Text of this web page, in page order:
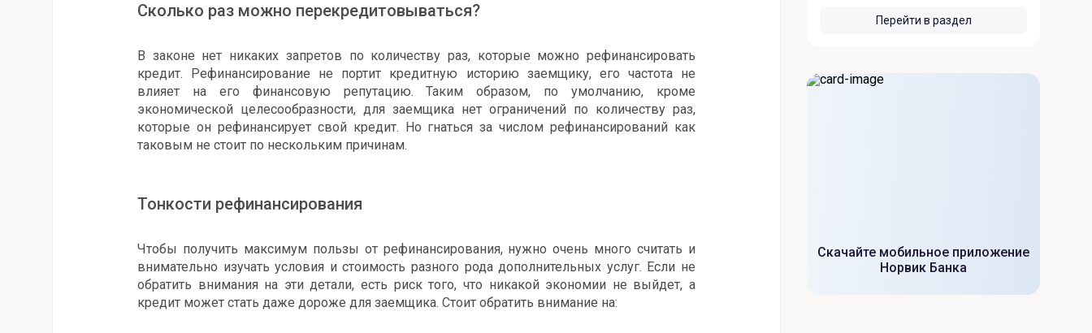
Сколько раз можно перекредитовываться?
В законе нет никаких запретов по количеству раз, которые можно рефинансировать
кредит. Рефинансирование не портит кредитную историю заемщику, его частота не
влияет на его финансовую репутацию. Таким образом, по умолчанию, кроме
экономической целесообразности, для заемщика нет ограничений по количеству раз,
которые он рефинансирует свой кредит. Но гнаться за числом рефинансирований как
таковым не стоит по нескольким причинам.
Тонкости рефинансирования
Чтобы получить максимум пользы от рефинансирования, нужно очень много считать и
внимательно изучать условия и стоимость разного рода дополнительных услуг. Если не
обратить внимания на эти детали, есть риск того, что никакой экономии не выйдет, а
кредит может стать даже дороже для заемщика. Стоит обратить внимание на:
Перейти в раздел
Скачайте мобильное приложение
Норвик Банка